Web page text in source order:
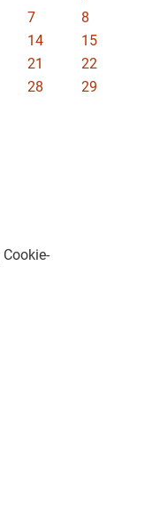
7
8
14
15
21
22
28
29
Cookie-